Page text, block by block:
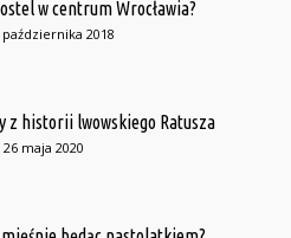
w centrum Wrocławia?
października 2018
z historii lwowskiego Ratusza
26 maja 2020